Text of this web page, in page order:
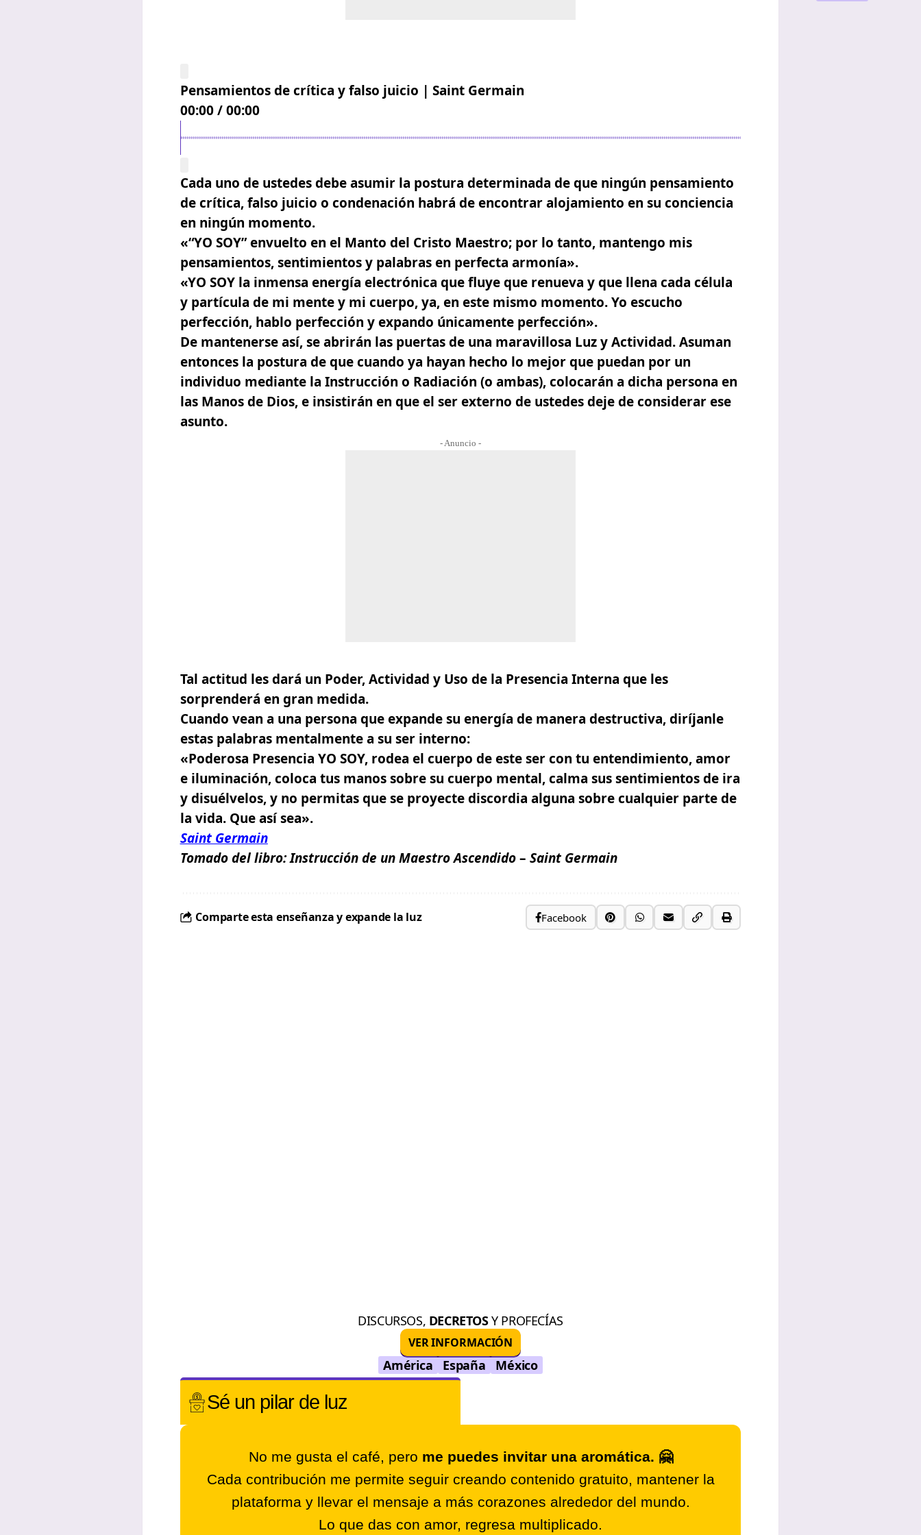
Pensamientos de crítica y falso juicio | Saint Germain
00:00 / 00:00
Cada uno de ustedes debe asumir la postura determinada de que ningún pensamiento
de crítica, falso juicio o condenación habrá de encontrar alojamiento en su conciencia
en ningún momento.
«“YO SOY” envuelto en el Manto del Cristo Maestro; por lo tanto, mantengo mis
pensamientos, sentimientos y palabras en perfecta armonía».
«YO SOY la inmensa energía electrónica que fluye que renueva y que llena cada célula
y partícula de mi mente y mi cuerpo, ya, en este mismo momento. Yo escucho
perfección, hablo perfección y expando únicamente perfección».
De mantenerse así, se abrirán las puertas de una maravillosa Luz y Actividad. Asuman
entonces la postura de que cuando ya hayan hecho lo mejor que puedan por un
individuo mediante la Instrucción o Radiación (o ambas), colocarán a dicha persona en
las Manos de Dios, e insistirán en que el ser externo de ustedes deje de considerar ese
asunto.
- Anuncio -
Tal actitud les dará un Poder, Actividad y Uso de la Presencia Interna que les
sorprenderá en gran medida.
Cuando vean a una persona que expande su energía de manera destructiva, diríjanle
estas palabras mentalmente a su ser interno:
«Poderosa Presencia YO SOY, rodea el cuerpo de este ser con tu entendimiento, amor
e iluminación, coloca tus manos sobre su cuerpo mental, calma sus sentimientos de ira
y disuélvelos, y no permitas que se proyecte discordia alguna sobre cualquier parte de
la vida. Que así sea».
Saint Germain
Tomado del libro:Instrucción de un Maestro Ascendido– Saint Germain
Comparte esta enseñanza y expande la luz Facebook
DISCURSOS, DECRETOSY PROFECÍAS
VER INFORMACIÓN
América España México
Sé un pilar de luz
No me gusta el café, pero me puedes invitar una aromática. 🤗
Cada contribución me permite seguir creando contenido gratuito, mantener la
plataforma y llevar el mensaje a más corazones alrededor del mundo.
Lo que das con amor, regresa multiplicado.